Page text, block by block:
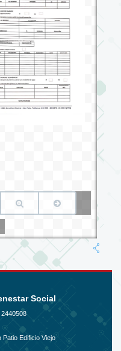
Social
2440508
Edificio Viejo